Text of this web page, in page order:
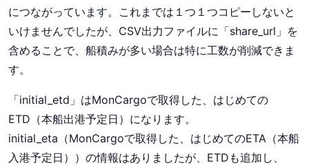
につながっています。これまでは１つ１つコピーしないと
いけませんでしたが、CSV出力ファイルに「share_url」を
含めることで、船積みが多い場合は特に工数が削減できま
す。
「initial_etd」はMonCargoで取得した、はじめての
ETD（本船出港予定日）になります。
initial_eta（MonCargoで取得した、はじめてのETA（本船
入港予定日））の情報はありましたが、ETDも追加し、